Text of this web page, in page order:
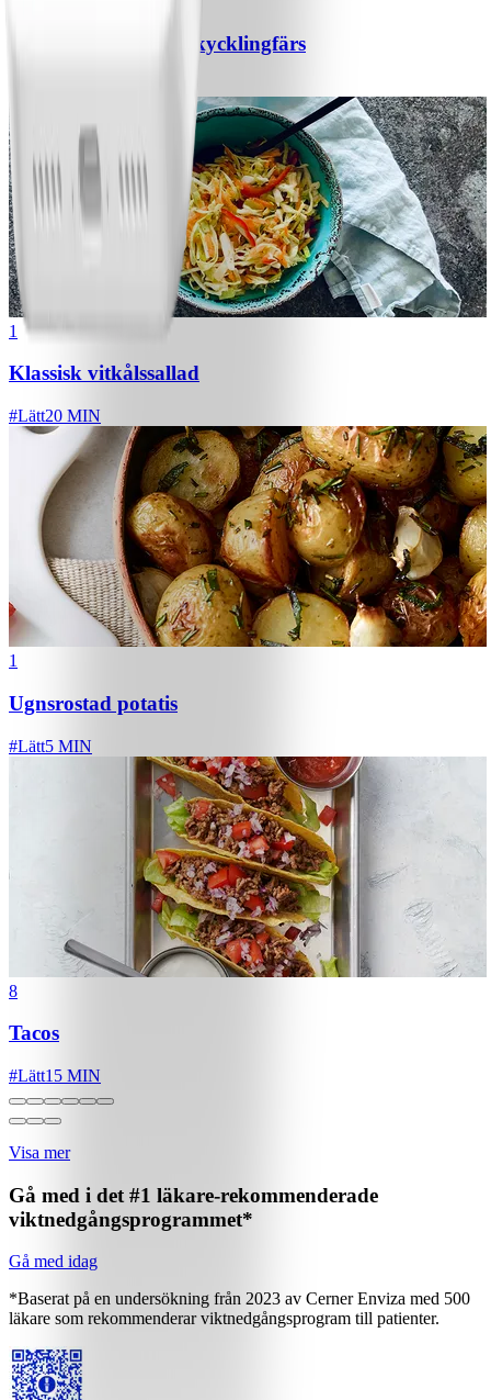
Chili con carne med kycklingfärs
1
Klassisk vitkålssallad
#Lätt20 MIN
1
Ugnsrostad potatis
#Lätt5 MIN
8
Tacos
#Lätt15 MIN
Visa mer
Gå med i det #1 läkare-rekommenderade
viktnedgångsprogrammet*
Gå med idag
*Baserat på en undersökning från 2023 av Cerner Enviza med 500
läkare som rekommenderar viktnedgångsprogram till patienter.